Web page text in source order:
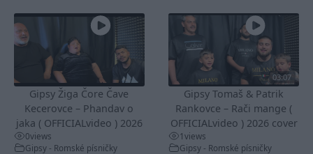
Gipsy Žiga Čore Čave
Kecerovce – Phandav o
jaka ( OFFICIALvideo ) 2026
0views
Gipsy - Romské písničky
03:07
Gipsy Tomaš & Patrik
Rankovce – Rači mange (
OFFICIALvideo ) 2026 cover
1views
Gipsy - Romské písničky